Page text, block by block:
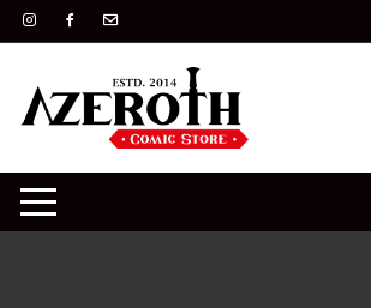
Saltar
al